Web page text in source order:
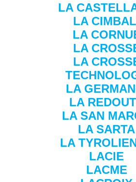
LA
LA
LA
LA
LA
LA
LA
LA SAN
LA SARTA
LA
LACIE
LACME